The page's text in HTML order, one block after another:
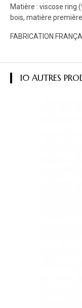
Matière : viscose ring
bois, matière
FABRICATION
10 AUTRES